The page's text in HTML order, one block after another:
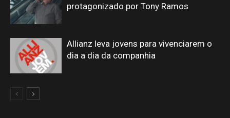
protagonizado por Tony Ramos
Allianz leva jovens para vivenciarem o
dia a dia da companhia